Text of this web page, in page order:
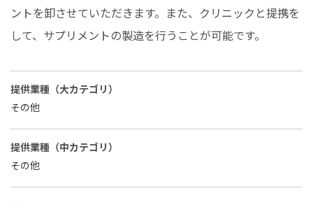
ントを卸させていただきます。また、クリニックと提携を
して、サプリメントの製造を行うことが可能です。
提供業種（大カテゴリ）
その他
提供業種（中カテゴリ）
その他